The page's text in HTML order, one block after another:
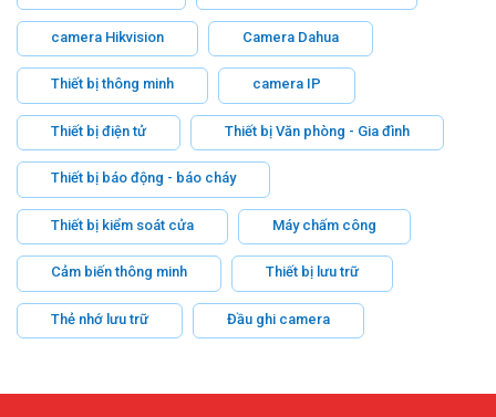
camera Hikvision Camera Dahua
Thiết bị thông minh camera IP
Thiết bị điện tử Thiết bị Văn phòng - Gia đình
Thiết bị báo động - báo cháy
Thiết bị kiểm soát cửa Máy chấm công
Cảm biến thông minh Thiết bị lưu trữ
Thẻ nhớ lưu trữ Đầu ghi camera